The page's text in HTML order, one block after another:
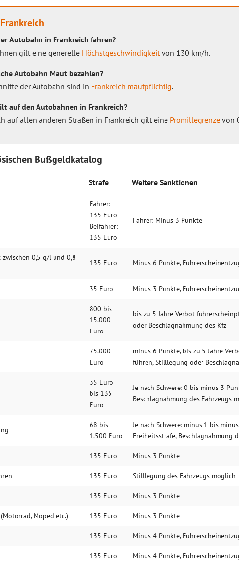
Autobahn in Frankreich fahren?
gilt eine generelle Höchstgeschwindigkeitvon 130 km/h.
Autobahn Maut bezahlen?
der Autobahn sind in Frankreich mautpflichtig.
auf den Autobahnen in Frankreich?
auf allen anderen Straßen in Frankreich gilt eine Promillegrenze von
Bußgeldkatalog
Strafe Weitere Sanktionen
Fahrer:
135 Euro
Beifahrer:
135 Euro
Fahrer: Minus 3 Punkte
0,5 g/l und 0,8
135 Euro Minus 6 Punkte,
35 Euro Minus 3 Punkte,
800 bis
15.000
Euro
bis zu 5 Jahre Verbot
oder Beschlagnahmung des Kfz
75.000
Euro
minus 6 Punkte, bis zu 5 Jahre
führen, Stilllegung oder
35 Euro
bis 135
Euro
Je nach Schwere: 0 bis minus 3
Beschlagnahmung des Fahrzeugs
68 bis
1.500 Euro
Je nach Schwere: minus 1 bis
Freiheitsstrafe, Beschlagnahmung
135 Euro Minus 3 Punkte
135 Euro Stilllegung des Fahrzeugs möglich
135 Euro Minus 3 Punkte
Moped etc.) 135 Euro Minus 3 Punkte
135 Euro Minus 4 Punkte,
135 Euro Minus 4 Punkte,